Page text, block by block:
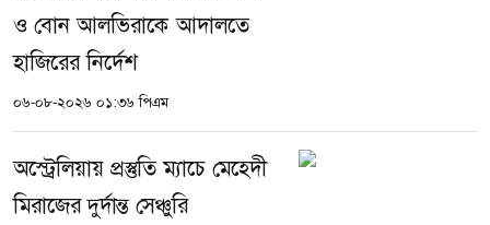
ও বোন আলভিরাকে আদালতে
হাজিরের নির্দেশ
০৬-০৮-২০২৬ ০১:৩৬ পিএম
অস্ট্রেলিয়ায় প্রস্তুতি ম্যাচে মেহেদী
মিরাজের দুর্দান্ত সেঞ্চুরি